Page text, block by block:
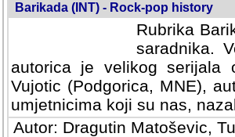
Barikada (INT) - Rock-pop history
Rubrika
saradnika.
autorica je velikog serijala
Vujotic (Podgorica, MNE),
umjetnicima koji su nas,
Autor: Dragutin Matoševic,